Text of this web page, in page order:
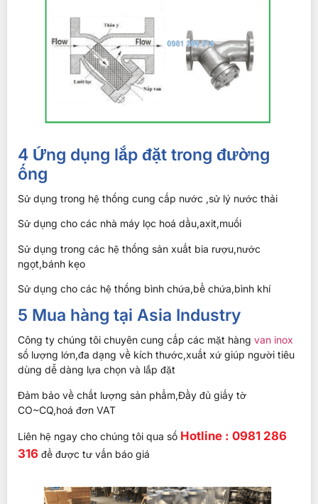
4 Ứng dụng lắp đặt trong đường
ống
Sử dụng trong hệ thống cung cấp nước ,sử lý nước thải
Sử dụng cho các nhà máy lọc hoá dầu,axit,muối
Sử dụng trong các hệ thống sản xuất bia rượu,nước
ngọt,bánh kẹo
Sử dụng cho các hệ thống bình chứa,bể chứa,bình khí
5 Mua hàng tại Asia Industry
Công ty chúng tôi chuyên cung cấp các mặt hàng van inox
số lượng lớn,đa dạng về kích thước,xuất xứ giúp người tiêu
dùng dễ dàng lựa chọn và lắp đặt
Đảm bảo về chất lượng sản phẩm,Đầy đủ giấy tờ
CO~CQ,hoá đơn VAT
Liên hệ ngay cho chúng tôi qua số Hotline : 0981 286
316 để được tư vấn báo giá